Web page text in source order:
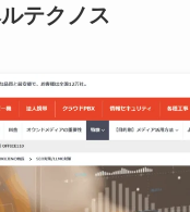
テクノス